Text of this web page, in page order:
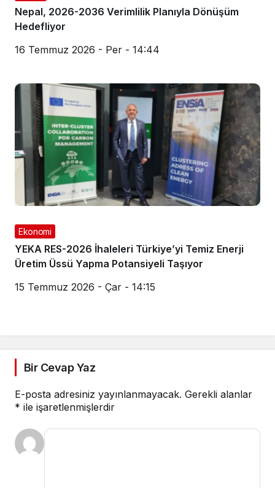
Nepal, 2026-2036 Verimlilik Planıyla Dönüşüm
Hedefliyor
16 Temmuz 2026 - Per - 14:44
Ekonomi
YEKA RES-2026 İhaleleri Türkiye’yi Temiz Enerji
Üretim Üssü Yapma Potansiyeli Taşıyor
15 Temmuz 2026 - Çar - 14:15
Bir Cevap Yaz
E-posta adresiniz yayınlanmayacak. Gerekli alanlar
* ile işaretlenmişlerdir